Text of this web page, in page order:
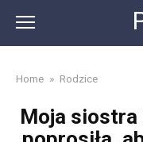
content
Home » Rodzice
Moja siostra